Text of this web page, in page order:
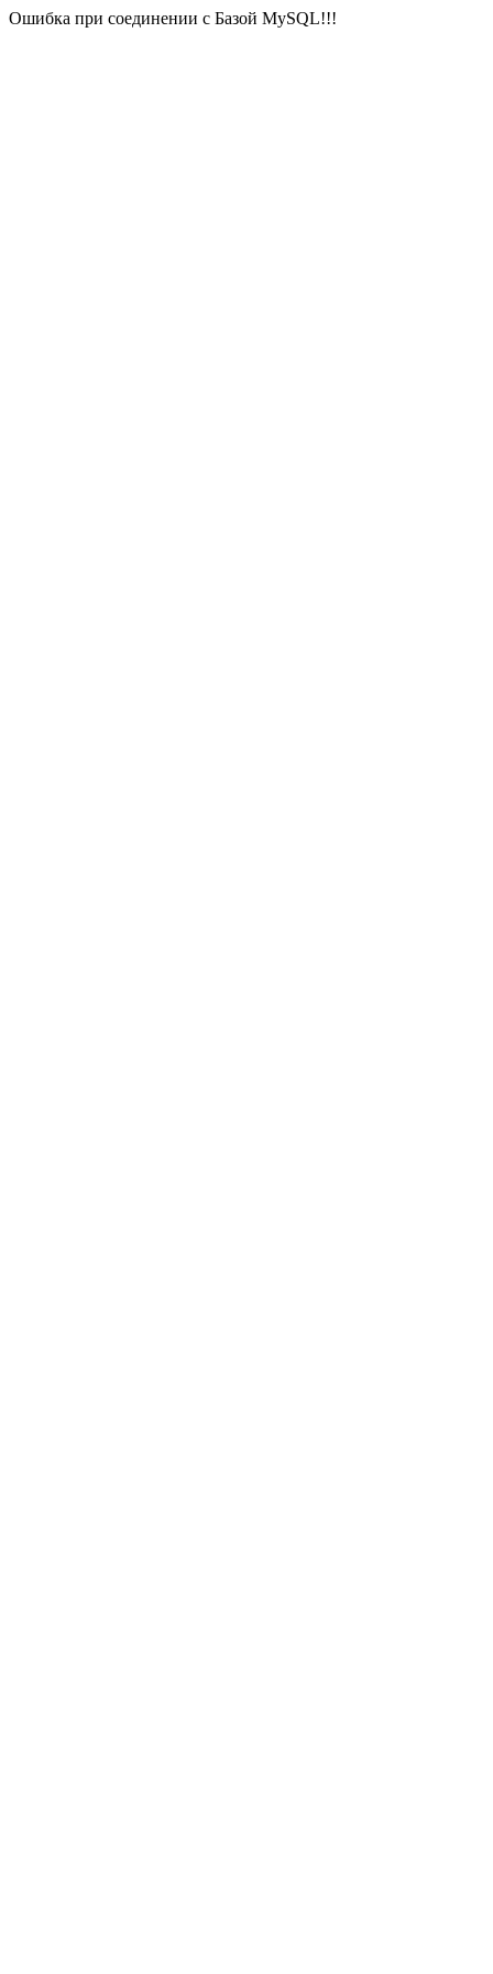
Ошибка при соединении с Базой MySQL!!!